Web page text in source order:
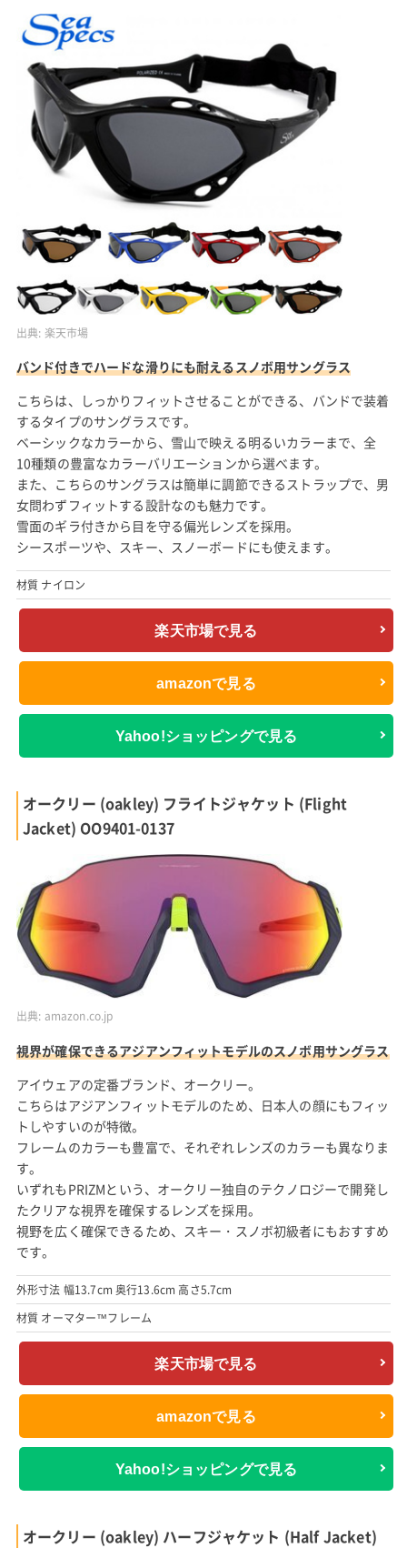
出典: 楽天市場
バンド付きでハードな滑りにも耐えるスノボ用サングラス
こちらは、しっかりフィットさせることができる、バンドで装着
するタイプのサングラスです。
ベーシックなカラーから、雪山で映える明るいカラーまで、全
10種類の豊富なカラーバリエーションから選べます。
また、こちらのサングラスは簡単に調節できるストラップで、男
女問わずフィットする設計なのも魅力です。
雪面のギラ付きから目を守る偏光レンズを採用。
シースポーツや、スキー、スノーボードにも使えます。
材質 ナイロン
楽天市場で見る
amazonで見る
Yahoo!ショッピングで見る
オークリー (oakley) フライトジャケット (Flight
Jacket) OO9401-0137
出典: amazon.co.jp
視界が確保できるアジアンフィットモデルのスノボ用サングラス
アイウェアの定番ブランド、オークリー。
こちらはアジアンフィットモデルのため、日本人の顔にもフィッ
トしやすいのが特徴。
フレームのカラーも豊富で、それぞれレンズのカラーも異なりま
す。
いずれもPRIZMという、オークリー独自のテクノロジーで開発し
たクリアな視界を確保するレンズを採用。
視野を広く確保できるため、スキー・スノボ初級者にもおすすめ
です。
外形寸法 幅13.7cm 奥行13.6cm 高さ5.7cm
材質 オーマター™フレーム
楽天市場で見る
amazonで見る
Yahoo!ショッピングで見る
オークリー (oakley) ハーフジャケット (Half Jacket)